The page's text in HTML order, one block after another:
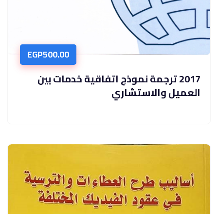
EGP500.00
2017 ترجمة نموذج اتفاقية خدمات بين
العميل والاستشاري